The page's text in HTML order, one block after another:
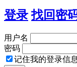
登录 找回密
用户名
密码
记住我的登录信息